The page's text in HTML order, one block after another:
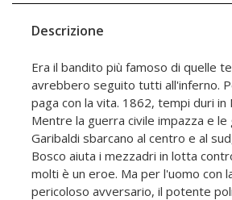
Descrizione
Era il bandito più famoso di quelle
avrebbero seguito tutti all'inferno.
paga con la vita. 1862, tempi duri in
Mentre la guerra civile impazza e
Garibaldi sbarcano al centro e al
Bosco aiuta i mezzadri in lotta
molti è un eroe. Ma per l'uomo con
pericoloso avversario, il potente